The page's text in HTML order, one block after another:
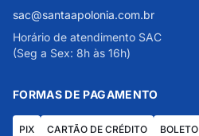
sac@santaapolonia.com.br
Horário de atendimento SAC
(Seg a Sex: 8h às 16h)
FORMAS DE PAGAMENTO
PIX CARTÃO DE CRÉDITO BOLETO